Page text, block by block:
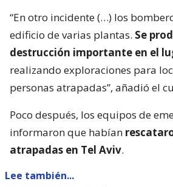
“En otro incidente (…) los
edificio de varias plantas. Se
destrucción importante en el
realizando exploraciones para
personas atrapadas”, añadió el
Poco después, los equipos de
informaron que habían
atrapadas en Tel Aviv.
Lee también...